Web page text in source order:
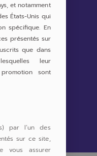
du
par
Depuis
en
de fonds.
et notamment
États-Unis qui
spécifique. En
présentés sur
que dans
leur
sont
par l’un des
sur ce site,
vous assurer